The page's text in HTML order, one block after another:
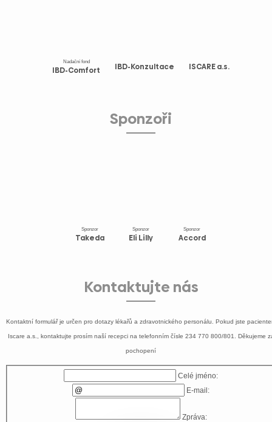
Nadační fond
IBD-Comfort IBD-Konzultace ISCARE a.s.
Sponzoři
Sponzor
Takeda
Sponzor
Eli Lilly
Sponzor
Accord
Kontaktujte nás
Kontaktní formulář je určen pro dotazy lékařů a zdravotnického personálu. Pokud jste
Iscare a.s., kontaktujte prosím naší recepci na telefonním čísle 234 770 800/801 . Děkujeme
pochopení
Celé jméno:
E-mail:
Zpráva: